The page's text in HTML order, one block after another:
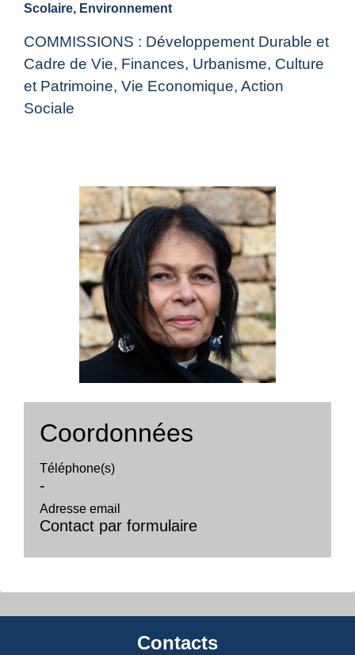
Scolaire, Environnement
COMMISSIONS : Développement Durable et
Cadre de Vie, Finances, Urbanisme, Culture
et Patrimoine, Vie Economique, Action
Sociale
Coordonnées
Téléphone(s)
-
Adresse email
Contact par formulaire
Contacts